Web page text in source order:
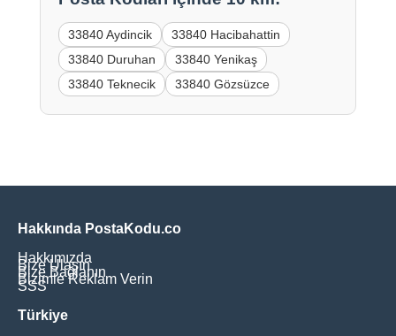
33840 Aydincik
33840 Hacibahattin
33840 Duruhan
33840 Yenikaş
33840 Teknecik
33840 Gözsüzce
Hakkında PostaKodu.co
Hakkımızda
Bize Ulaşın
Bize Bağlanın
Bizimle Reklam Verin
SSS
Türkiye